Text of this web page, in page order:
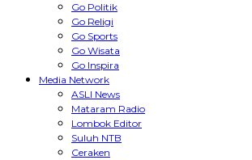
Go Politik
Go Religi
Go Sports
Go Wisata
Go Inspira
Media Network
ASLI News
Mataram Radio
Lombok Editor
Suluh NTB
Ceraken